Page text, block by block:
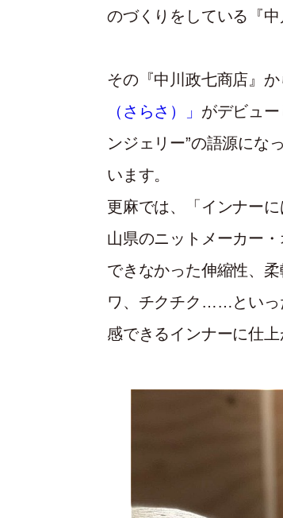
のづくりをしている『中
その『中川政七商店』
（さらさ）」 がデビュ
ンジェリー”の語源にな
います。
更麻では、「インナー
山県のニットメーカー
できなかった伸縮性、
ワ、チクチク……といっ
感できるインナーに仕上